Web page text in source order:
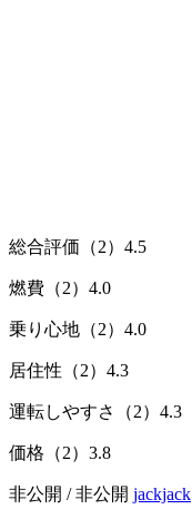
総合評価（2） 4.5
燃費（2） 4.0
乗り心地（2） 4.0
居住性（2） 4.3
運転しやすさ（2） 4.3
価格（2） 3.8
非公開 / 非公開 jackjack